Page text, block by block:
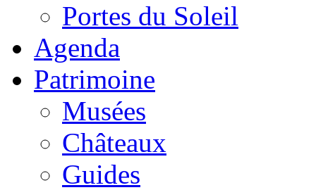
Portes du Soleil
Agenda
Patrimoine
Musées
Châteaux
Guides